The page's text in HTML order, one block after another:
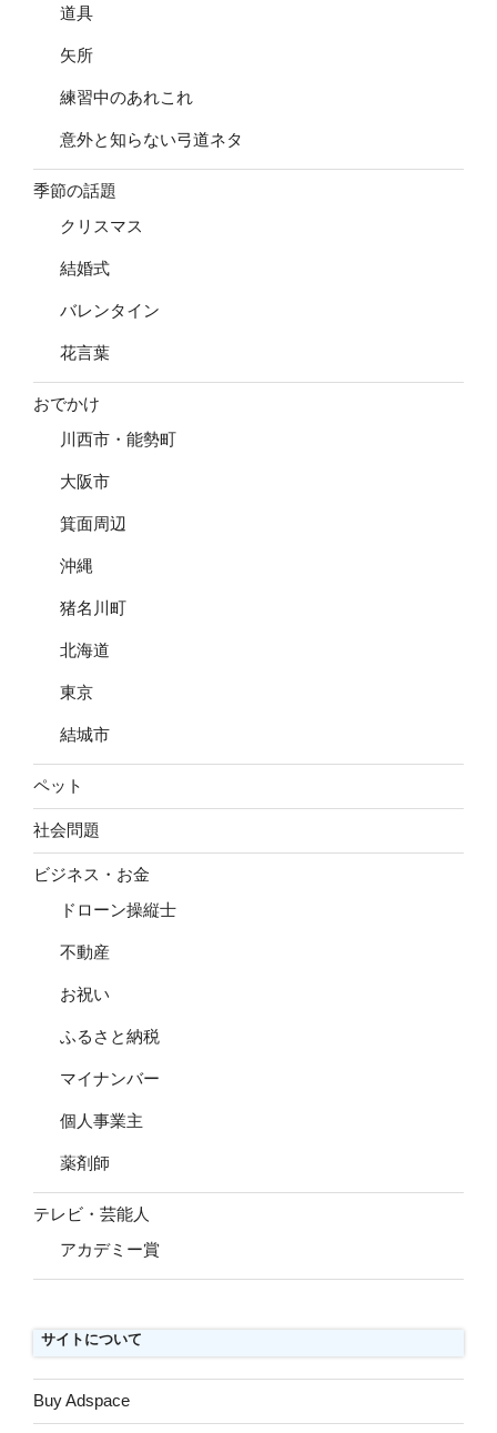
道具
矢所
練習中のあれこれ
意外と知らない弓道ネタ
季節の話題
クリスマス
結婚式
バレンタイン
花言葉
おでかけ
川西市・能勢町
大阪市
箕面周辺
沖縄
猪名川町
北海道
東京
結城市
ペット
社会問題
ビジネス・お金
ドローン操縦士
不動産
お祝い
ふるさと納税
マイナンバー
個人事業主
薬剤師
テレビ・芸能人
アカデミー賞
サイトについて
Buy Adspace